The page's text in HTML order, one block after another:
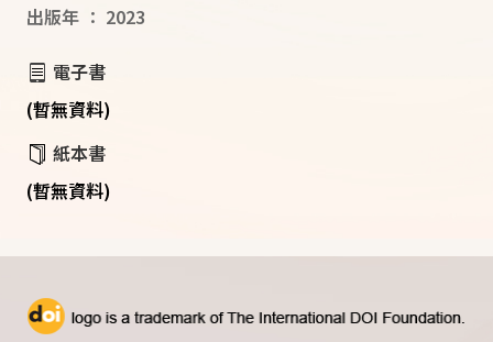
出版年 ： 2023
電子書
(暫無資料)
紙本書
(暫無資料)